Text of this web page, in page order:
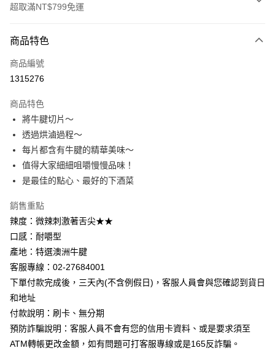
超取滿NT$799免運
信用卡一次付款
超商取貨付款
Google Pay
ATM付款
運送方式
出貨⭐
每筆NT$80，滿NT$799(含以上)免運費
【無法指定出貨日及到貨日】付款後全家取貨⭐依訂購順序安
排出貨⭐
【無法指定出貨日及到貨日】7-11取貨付款⭐依訂購順序安排
出貨⭐
每筆NT$80，滿NT$799(含以上)免運費
商品特色
商品編號
1315276
商品特色
將牛腱切片～
透過烘滷過程～
每片都含有牛腱的精華美味～
值得大家細細咀嚼慢慢品味！
是最佳的點心、最好的下酒菜
銷售重點
辣度：微辣刺激著舌尖★★
口感：耐嚼型
產地：特選澳洲牛腱
客服專線：02-27684001
下單付款完成後，三天內(不含例假日)，客服人員會與您確認到貨日
和地址
付款說明：刷卡、無分期
預防詐騙說明：客服人員不會有您的信用卡資料、或是要求須至
ATM轉帳更改金額，如有問題可打客服專線或是165反詐騙。